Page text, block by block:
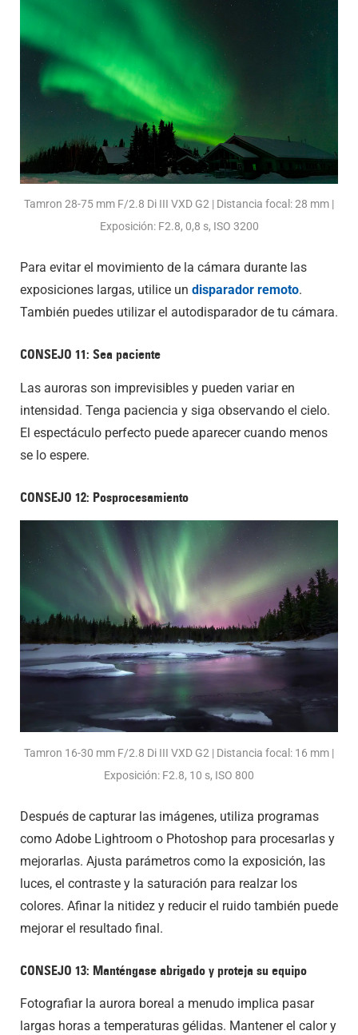
Tamron 28-75 mm F/2.8 Di III VXD G2 | Distancia focal: 28 mm |
Exposición: F2.8, 0,8 s, ISO 3200
Para evitar el movimiento de la cámara durante las
exposiciones largas, utilice un disparador remoto.
También puedes utilizar el autodisparador de tu cámara.
CONSEJO 11: Sea paciente
Las auroras son imprevisibles y pueden variar en
intensidad. Tenga paciencia y siga observando el cielo.
El espectáculo perfecto puede aparecer cuando menos
se lo espere.
CONSEJO 12: Posprocesamiento
Tamron 16-30 mm F/2.8 Di III VXD G2 | Distancia focal: 16 mm |
Exposición: F2.8, 10 s, ISO 800
Después de capturar las imágenes, utiliza programas
como Adobe Lightroom o Photoshop para procesarlas y
mejorarlas. Ajusta parámetros como la exposición, las
luces, el contraste y la saturación para realzar los
colores. Afinar la nitidez y reducir el ruido también puede
mejorar el resultado final.
CONSEJO 13: Manténgase abrigado y proteja su equipo
Fotografiar la aurora boreal a menudo implica pasar
largas horas a temperaturas gélidas. Mantener el calor y